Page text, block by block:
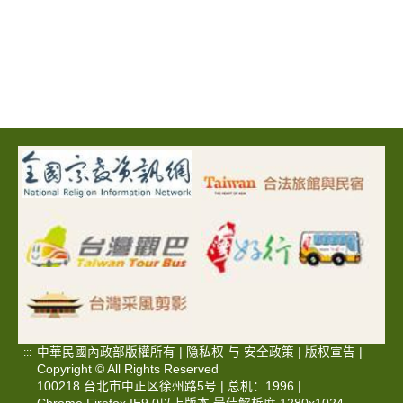
::: 中華民國內政部版權所有 | 隐私权 与 安全政策 版权宣告
Copyright © All Rights Reserved
100218 台北市中正区徐州路5号 | 总机：1996 |